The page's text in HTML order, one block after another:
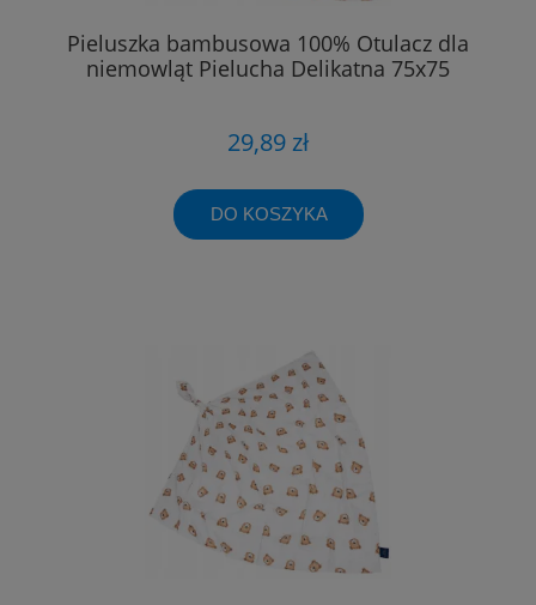
Pieluszka bambusowa 100% Otulacz dla
niemowląt Pielucha Delikatna 75x75
29,89 zł
DO KOSZYKA